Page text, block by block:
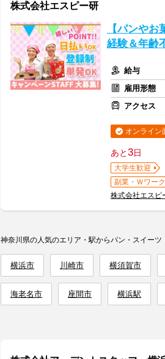
株式会社エスピー研
【パンや
経験＆年齢
給与
雇用形態
アクセス
オンライン
あと3日
大学生歓迎
副業・Ｗワー
株式会社エスピ
神奈川県の人気のエリア・駅からパン・スイー
横浜市 川崎市 横須賀市
海老名市 座間市 横浜駅